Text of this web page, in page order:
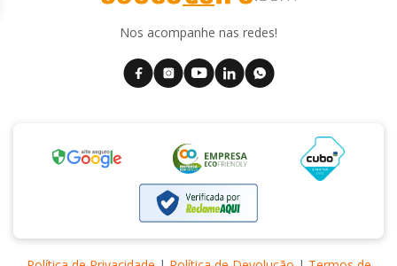
Nos acompanhe nas redes!